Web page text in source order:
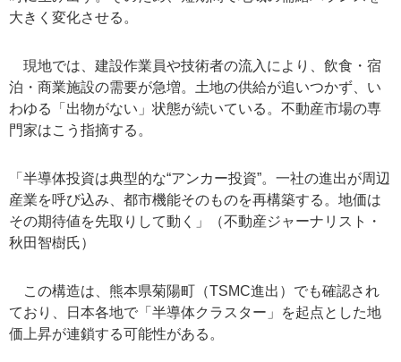
大きく変化させる。
現地では、建設作業員や技術者の流入により、飲食・宿
泊・商業施設の需要が急増。土地の供給が追いつかず、い
わゆる「出物がない」状態が続いている。不動産市場の専
門家はこう指摘する。
「半導体投資は典型的な“アンカー投資”。一社の進出が周辺
産業を呼び込み、都市機能そのものを再構築する。地価は
その期待値を先取りして動く」（不動産ジャーナリスト・
秋田智樹氏）
この構造は、熊本県菊陽町（TSMC進出）でも確認され
ており、日本各地で「半導体クラスター」を起点とした地
価上昇が連鎖する可能性がある。